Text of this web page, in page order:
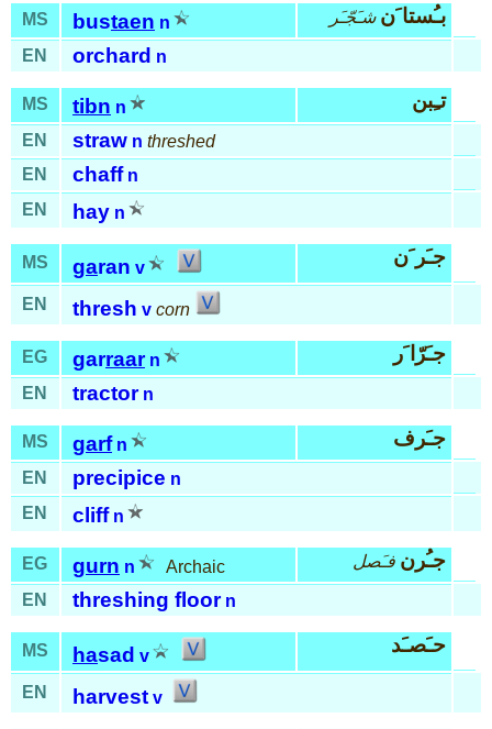
MS bustaen n بـُستا َن شـَجّـَر
EN orchard n
MS tibn n تـِبن
EN straw n threshed
EN
chaff n
EN
hay n
MS garan v جـَر َن
EN thresh v corn
EG garraar n جـَرّا َر
EN tractor n
MS garf n جـَرف
EN precipice n
EN
cliff n
EG gurn n Archaic جـُرن فـَصل
EN threshing floor n
MS hasad v حـَصـَد
EN harvest v